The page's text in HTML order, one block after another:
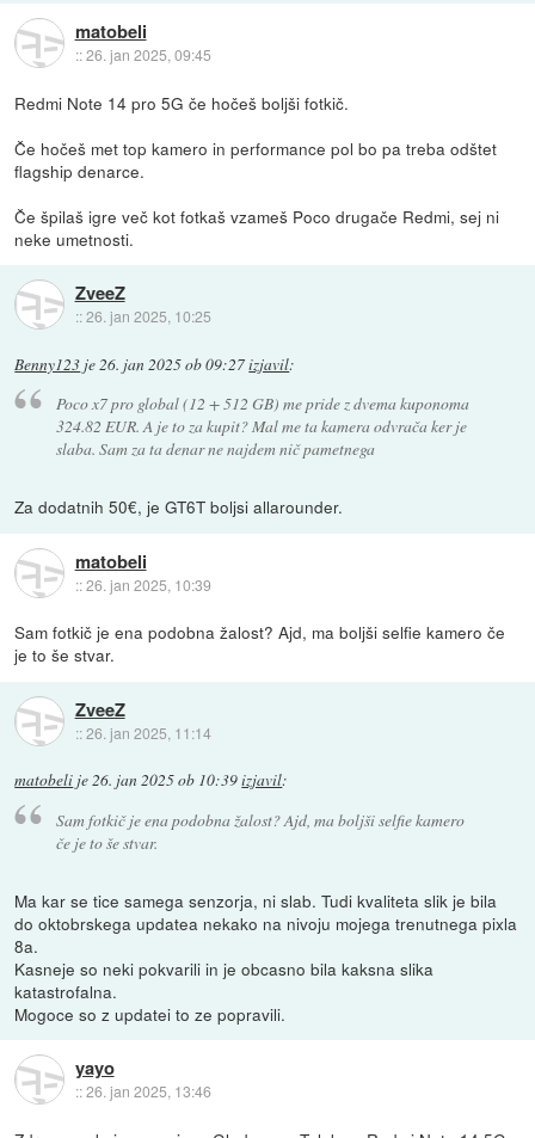
matobeli
::26. jan 2025, 09:45
Redmi Note 14 pro 5G če hočeš boljši fotkič.
Če hočeš met top kamero in performance pol bo pa treba odštet
flagship denarce.
Če špilaš igre več kot fotkaš vzameš Poco drugače Redmi, sej ni
neke umetnosti.
ZveeZ
::26. jan 2025, 10:25
Benny123 je26. jan 2025 ob 09:27izjavil:
Poco x7 pro global (12 + 512 GB) me pride z dvema kuponoma
324.82 EUR. A je to za kupit? Mal me ta kamera odvrača ker je
slaba. Sam za ta denar ne najdem nič pametnega
Za dodatnih 50€, je GT6T boljsi allarounder.
matobeli
::26. jan 2025, 10:39
Sam fotkič je ena podobna žalost? Ajd, ma boljši selfie kamero če
je to še stvar.
ZveeZ
::26. jan 2025, 11:14
matobeli je26. jan 2025 ob 10:39izjavil:
Sam fotkič je ena podobna žalost? Ajd, ma boljši selfie kamero
če je to še stvar.
Ma kar se tice samega senzorja, ni slab. Tudi kvaliteta slik je bila
do oktobrskega updatea nekako na nivoju mojega trenutnega pixla
8a.
Kasneje so neki pokvarili in je obcasno bila kaksna slika
katastrofalna.
Mogoce so z updatei to ze popravili.
yayo
::26. jan 2025, 13:46